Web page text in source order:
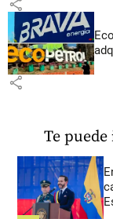
share
share
Te